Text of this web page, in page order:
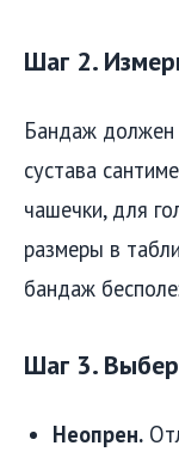
Шаг 2.
Бандаж должен
сустава
чашечки, для
размеры в
бандаж
Шаг 3.
Неопрен.